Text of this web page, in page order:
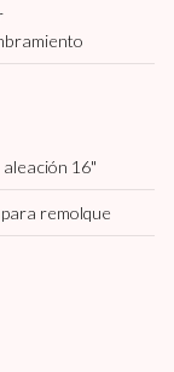
16"
remolque